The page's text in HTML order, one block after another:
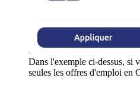
Dans l'exemple ci-dessus, si
seules les offres d'emploi en